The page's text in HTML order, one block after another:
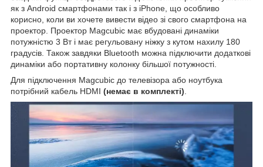
як з Android смартфонами так і з iPhone, що особливо
корисно, коли ви хочете вивести відео зі свого смартфона на
проектор. Проектор Magcubic має вбудовані динаміки
потужністю 3 Вт і має регульовану ніжку з кутом нахилу 180
градусів. Також завдяки Bluetooth можна підключити додаткові
динаміки або портативну колонку більшої потужності.
Для підключення Magcubic до телевізора або ноутбука
потрібний кабель HDMI (немає в комплекті)